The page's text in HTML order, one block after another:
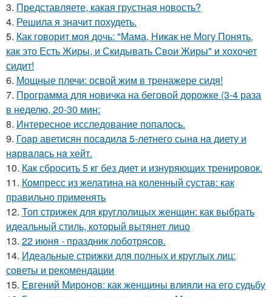
3. Представляете, какая грустная новость?
4. Решила я значит похудеть.
5. Как говорит моя дочь: "Мама, Никак не Могу Понять,
как это Есть Жиры, и Скидывать Свои Жиры" и хохочет
сидит!
6. Мощные плечи: освой жим в тренажере сидя!
7. Программа для новичка на беговой дорожке (3-4 раза
в неделю, 20-30 мин:
8. Интересное исследование попалось.
9. Гоaр аветисян посaдилa 5-летнего сынa нa диету и
нaрвaлaсь нa хейт.
10. Как сбросить 5 кг без диет и изнуряющих тренировок.
11. Компресс из желатина на коленный сустав: как
правильно применять
12. Топ стрижек для круглолицых женщин: как выбрать
идеальный стиль, который вытянет лицо
13. 22 июня - праздник лоботрясов.
14. Идеальные стрижки для полных и круглых лиц:
советы и рекомендации
15. Евгений Миронов: как женщины влияли на его судьбу